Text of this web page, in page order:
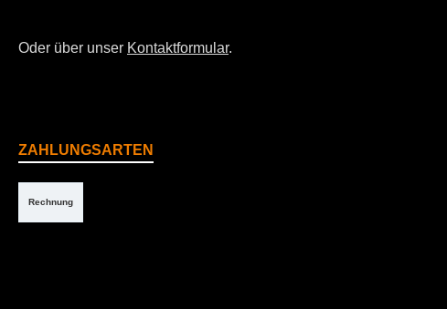
Oder über unser Kontaktformular.
ZAHLUNGSARTEN
Rechnung